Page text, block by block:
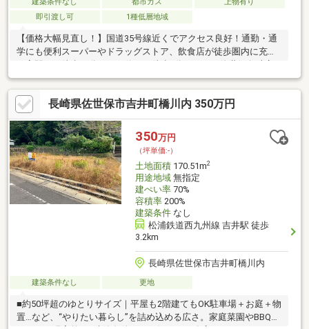
建築条件なし 都市ガス
上物有り
即引渡し可
1種低層地域
【価格大幅見直し！】国道35号線近くでアクセス良好！通勤・通
学にも便利スーパーやドラッグストア、飲食店が徒歩圏内に充実
まで約12分古家付きですが建て替えをお勧めします生活施設が揃
った住みやすいエリアです
長崎県佐世保市吉井町橋川内 350万円
350万円
（坪単価:-）
土地面積170.51m2
用途地域無指定
建ぺい率70%
容積率200%
建築条件なし
松浦鉄道西九州線 吉井駅 徒歩
3.2km
長崎県佐世保市吉井町橋川内
建築条件なし 更地
■約50坪超のゆとりサイズ｜平屋も2階建てもOK駐車場＋お庭＋物
置…など、“やりたい暮らし”を詰め込める広さ。家庭菜園やBBQス